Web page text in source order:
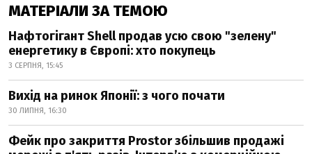
МАТЕРІАЛИ ЗА ТЕМОЮ
Нафтогігант Shell продав усю свою "зелену"
енергетику в Європі: хто покупець
3 СЕРПНЯ, 15:45
Вихід на ринок Японії: з чого почати
30 ЛИПНЯ, 16:30
Фейк про закриття Prostor збільшив продажі